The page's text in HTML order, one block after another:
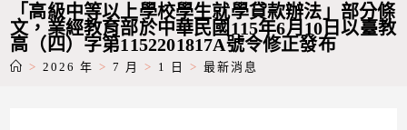
「高級中等以上學校學生就學貸款辦法」部分條
文，業經教育部於中華民國115年6月10日以臺教
高（四）字第1152201817A號令修正發布
> 2026 年 > 7 月 > 1 日 > 最新消息